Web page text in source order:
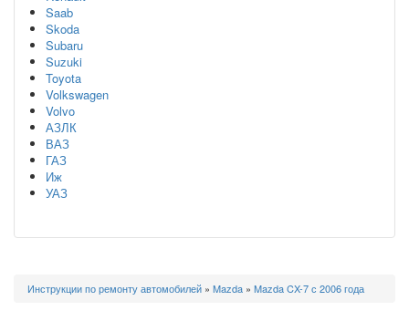
Saab
Skoda
Subaru
Suzuki
Toyota
Volkswagen
Volvo
АЗЛК
ВАЗ
ГАЗ
Иж
УАЗ
Вы
Инструкции по ремонту автомобилей » Mazda » Mazda CX-7 с 2006 года